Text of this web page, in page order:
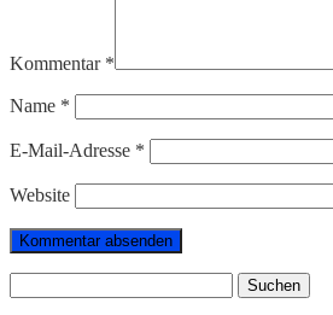
Kommentar *
Name *
E-Mail-Adresse *
Website
nach: